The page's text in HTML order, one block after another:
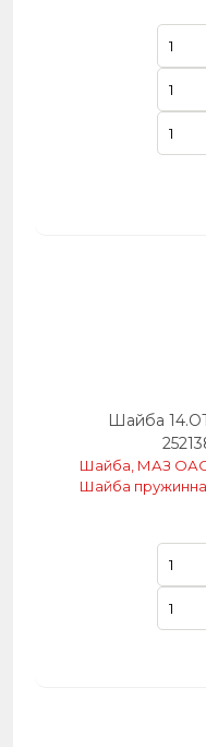
Шайба
Шайба, МАЗ
Шайба